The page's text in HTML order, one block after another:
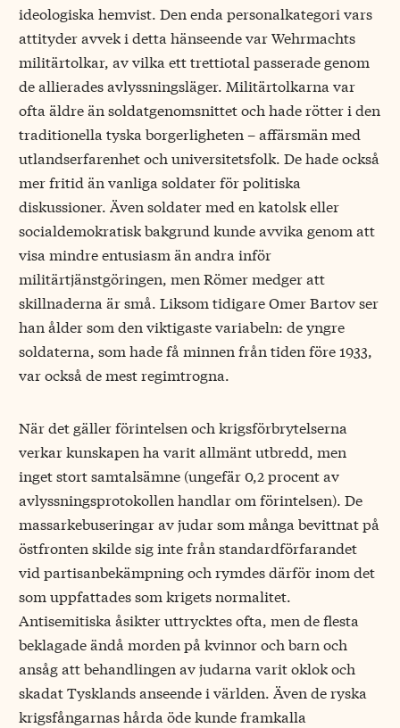
ideologiska hemvist. Den enda personalkategori vars
attityder avvek i detta hänseende var Wehrmachts
militärtolkar, av vilka ett trettiotal passerade genom
de allierades avlyssningsläger. Militärtolkarna var
ofta äldre än soldatgenomsnittet och hade rötter i den
traditionella tyska borgerligheten – affärsmän med
utlandserfarenhet och universitetsfolk. De hade också
mer fritid än vanliga soldater för politiska
diskussioner. Även soldater med en katolsk eller
socialdemokratisk bakgrund kunde avvika genom att
visa mindre entusiasm än andra inför
militärtjänstgöringen, men Römer medger att
skillnaderna är små. Liksom tidigare Omer Bartov ser
han ålder som den viktigaste variabeln: de yngre
soldaterna, som hade få minnen från tiden före 1933,
var också de mest regimtrogna.
När det gäller förintelsen och krigsförbrytelserna
verkar kunskapen ha varit allmänt utbredd, men
inget stort samtalsämne (ungefär 0,2 procent av
avlyssningsprotokollen handlar om förintelsen). De
massarkebuseringar av judar som många bevittnat på
östfronten skilde sig inte från standardförfarandet
vid partisanbekämpning och rymdes därför inom det
som uppfattades som krigets normalitet.
Antisemitiska åsikter uttrycktes ofta, men de flesta
beklagade ändå morden på kvinnor och barn och
ansåg att behandlingen av judarna varit oklok och
skadat Tysklands anseende i världen. Även de ryska
krigsfångarnas hårda öde kunde framkalla